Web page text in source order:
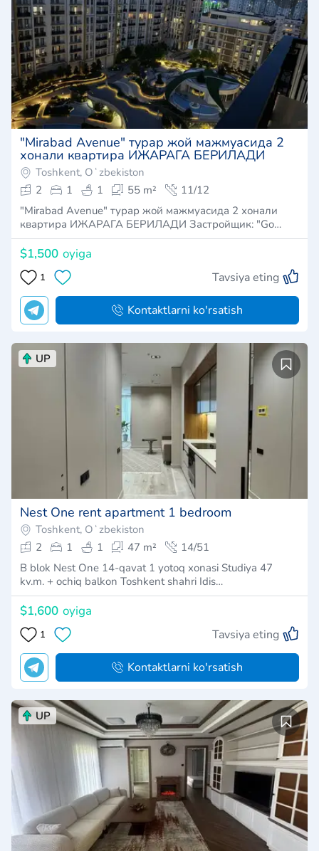
​"Mirabad Avenue" турар жой мажмуасида 2
хонали квартира ИЖАРАГА БЕРИЛАДИ
Toshkent, Oʻzbekiston
2
1 1 55 m²
11/12
​"Mirabad Avenue" турар жой мажмуасида 2 хонали
квартира ИЖАРАГА БЕРИЛАДИ Застройщик: "Go…
$1,500 oyiga
1 Tavsiya eting
Kontaktlarni ko'rsatish
UP
Nest One rent apartment 1 bedroom
Toshkent, Oʻzbekiston
2
1 1 47 m²
14/51
B blok Nest One 14-qavat 1 yotoq xonasi Studiya 47
kv.m. + ochiq balkon Toshkent shahri Idis…
$1,600 oyiga
1 Tavsiya eting
Kontaktlarni ko'rsatish
UP